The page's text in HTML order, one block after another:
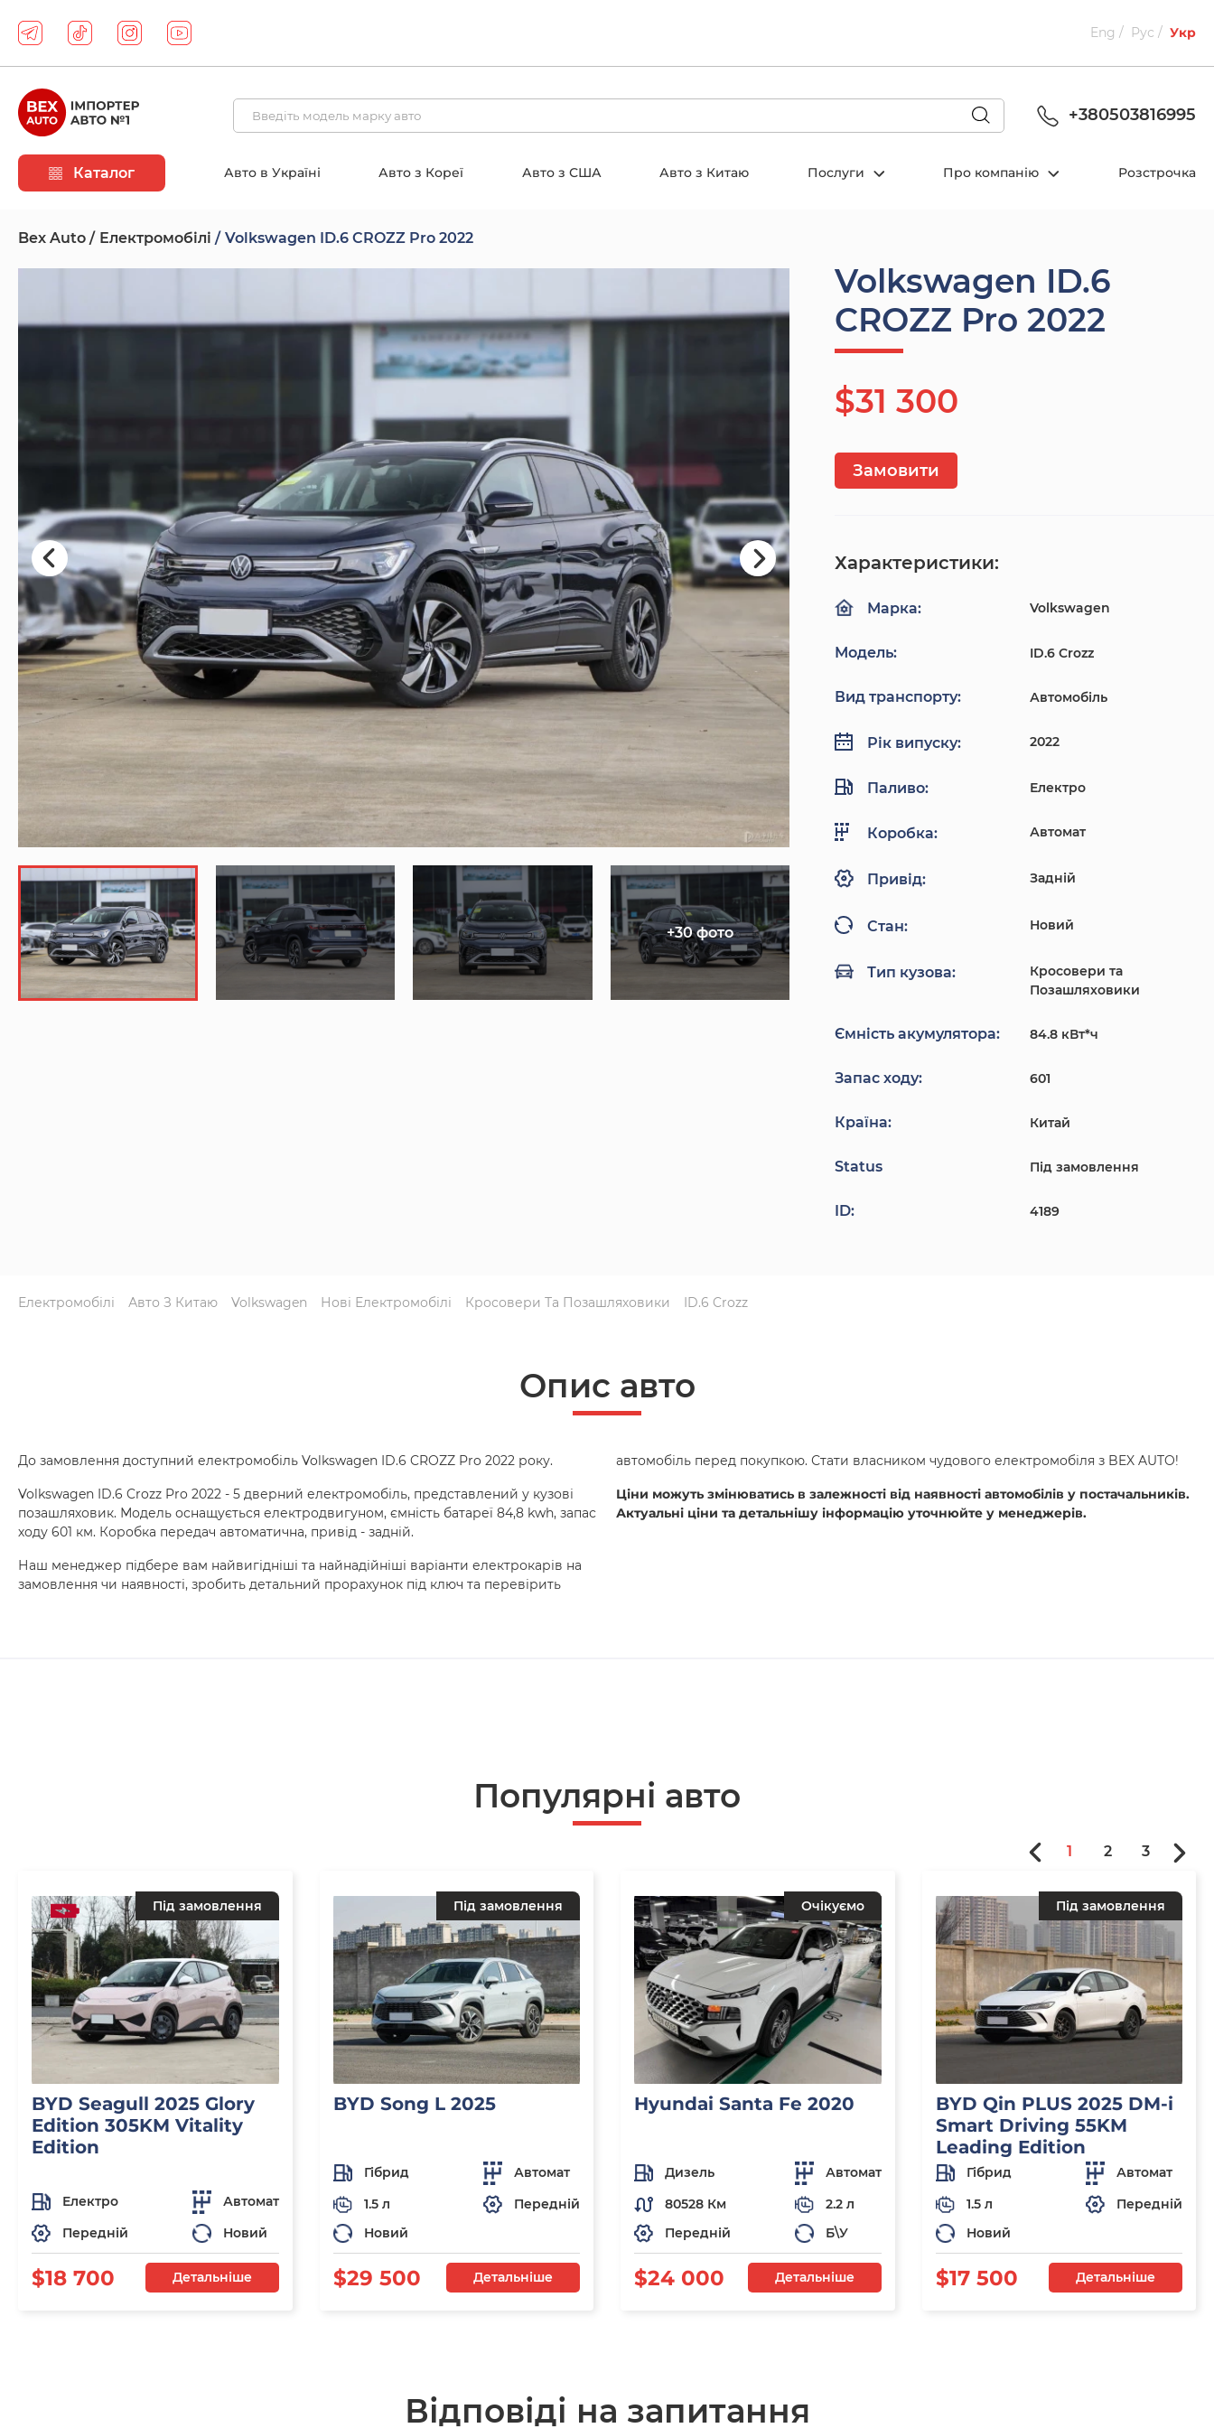
Eng Рус Укр
+380503816995
Каталог Авто в Україні Авто з Кореї Авто з США Авто з Китаю Послуги Про компанію Розстрочка
Bex Auto Електромобілі Volkswagen ID.6 CROZZ Pro 2022
Volkswagen ID.6
CROZZ Pro 2022
$31 300
+30 фото
Замовити
Характеристики:
Марка: Volkswagen
Модель: ID.6 Crozz
Вид транспорту: Автомобіль
Рік випуску: 2022
Паливо: Електро
Коробка: Автомат
Привід: Задній
Стан: Новий
Тип кузова:
Кросовери та
Позашляховики
Ємність акумулятора: 84.8 кВт*ч
Запас ходу: 601
Країна: Китай
Status Під замовлення
ID: 4189
Електромобілі Авто З Китаю Volkswagen Нові Електромобілі Кросовери Та Позашляховики ID.6 Crozz
Опис авто
До замовлення доступний електромобіль Volkswagen ID.6 CROZZ Pro 2022 року.
Volkswagen ID.6 Crozz Pro 2022 - 5 дверний електромобіль, представлений у кузові
позашляховик. Модель оснащується електродвигуном, ємність батареї 84,8 kwh, запас
ходу 601 км. Коробка передач автоматична, привід - задній.
Наш менеджер підбере вам найвигідніші та найнадійніші варіанти електрокарів на
замовлення чи наявності, зробить детальний прорахунок під ключ та перевірить
автомобіль перед покупкою. Стати власником чудового електромобіля з BEX AUTO!
Ціни можуть змінюватись в залежності від наявності автомобілів у постачальників.
Актуальні ціни та детальнішу інформацію уточнюйте у менеджерів.
Популярнi авто
Під замовлення
BYD Seagull 2025 Glory
Edition 305KM Vitality
Edition
Електро
Автомат
Передній
Новий
$18 700 Детальніше
Під замовлення
BYD Song L 2025
Гібрид
Автомат
1.5 л
Передній
Новий
$29 500 Детальніше
Очікуємо
Hyundai Santa Fe 2020
Дизель
Автомат
80528 Км
2.2 л
Передній
Б\У
$24 000 Детальніше
Під замовлення
BYD Qin PLUS 2025 DM-i
Smart Driving 55KM
Leading Edition
Гібрид
Автомат
1.5 л
Передній
Новий
$17 500 Детальніше
1 2 3
Відповіді на запитання